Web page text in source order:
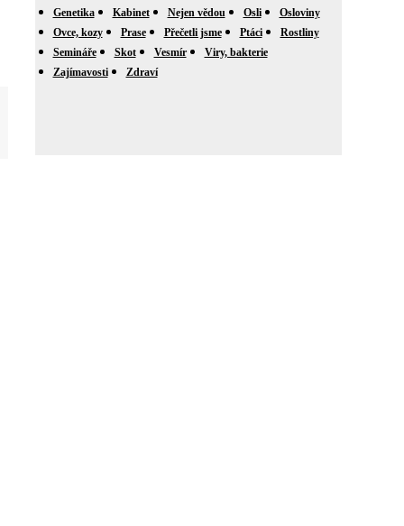
Genetika
Kabinet Nejen vědou Osli
Osloviny
Ovce, kozy
Prase Přečetli jsme Ptáci
Rostliny
Semináře
Skot Vesmír
Viry, bakterie
Zajímavosti
Zdraví